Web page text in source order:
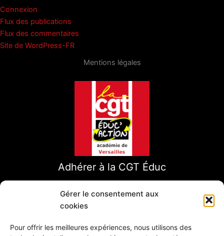
Gérer le consentement aux
cookies
Pour offrir les meilleures expériences, nous utilisons des
Connexion
Flux des publications
Flux des commentaires
Site de WordPress-FR
Mentions légales
Adhérer à la CGT Éduc